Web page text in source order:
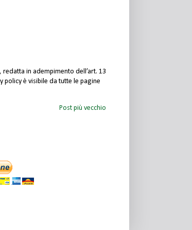
redatta in adempimento dell’art. 13
policy è visibile da tutte le pagine
Post più vecchio